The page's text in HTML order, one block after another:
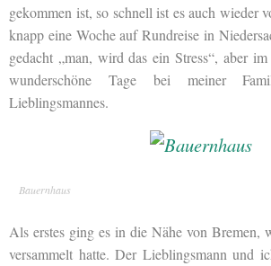
gekommen ist, so schnell ist es auch wieder
knapp eine Woche auf Rundreise in
gedacht „man, wird das ein Stress“, aber
wunderschöne Tage bei meiner
Lieblingsmannes.
Bauernhaus
Als erstes ging es in die Nähe von Bremen,
versammelt hatte. Der Lieblingsmann und